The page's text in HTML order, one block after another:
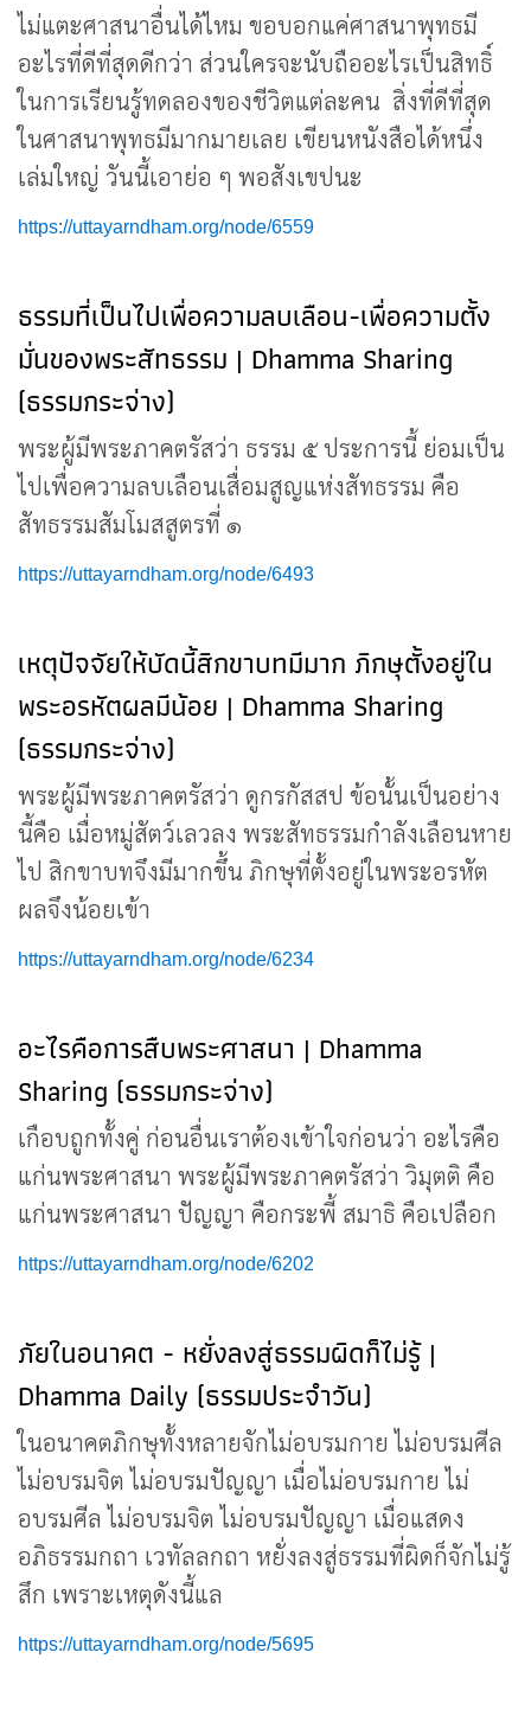
ไม่แตะศาสนาอื่นได้ไหม ขอบอกแค่ศาสนาพุทธมี
อะไรที่ดีที่สุดดีกว่า ส่วนใครจะนับถืออะไรเป็นสิทธิ์
ในการเรียนรู้ทดลองของชีวิตแต่ละคน สิ่งที่ดีที่สุด
ในศาสนาพุทธมีมากมายเลย เขียนหนังสือได้หนึ่ง
เล่มใหญ่ วันนี้เอาย่อ ๆ พอสังเขปนะ
https://uttayarndham.org/node/6559
ธรรมที่เป็นไปเพื่อความลบเลือน-เพื่อความตั้ง
มั่นของพระสัทธรรม | Dhamma Sharing
(ธรรมกระจ่าง)
พระผู้มีพระภาคตรัสว่า ธรรม ๕ ประการนี้ ย่อมเป็น
ไปเพื่อความลบเลือนเสื่อมสูญแห่งสัทธรรม คือ
สัทธรรมสัมโมสสูตรที่ ๑
https://uttayarndham.org/node/6493
เหตุปัจจัยให้บัดนี้สิกขาบทมีมาก ภิกษุตั้งอยู่ใน
พระอรหัตผลมีน้อย | Dhamma Sharing
(ธรรมกระจ่าง)
พระผู้มีพระภาคตรัสว่า ดูกรกัสสป ข้อนั้นเป็นอย่าง
นี้คือ เมื่อหมู่สัตว์เลวลง พระสัทธรรมกำลังเลือนหาย
ไป สิกขาบทจึงมีมากขึ้น ภิกษุที่ตั้งอยู่ในพระอรหัต
ผลจึงน้อยเข้า
https://uttayarndham.org/node/6234
อะไรคือการสืบพระศาสนา | Dhamma
Sharing (ธรรมกระจ่าง)
เกือบถูกทั้งคู่ ก่อนอื่นเราต้องเข้าใจก่อนว่า อะไรคือ
แก่นพระศาสนา พระผู้มีพระภาคตรัสว่า วิมุตติ คือ
แก่นพระศาสนา ปัญญา คือกระพี้ สมาธิ คือเปลือก
https://uttayarndham.org/node/6202
ภัยในอนาคต - หยั่งลงสู่ธรรมผิดก็ไม่รู้ |
Dhamma Daily (ธรรมประจำวัน)
ในอนาคตภิกษุทั้งหลายจักไม่อบรมกาย ไม่อบรมศีล
ไม่อบรมจิต ไม่อบรมปัญญา เมื่อไม่อบรมกาย ไม่
อบรมศีล ไม่อบรมจิต ไม่อบรมปัญญา เมื่อแสดง
อภิธรรมกถา เวทัลลกถา หยั่งลงสู่ธรรมที่ผิดก็จักไม่รู้
สึก เพราะเหตุดังนี้แล
https://uttayarndham.org/node/5695